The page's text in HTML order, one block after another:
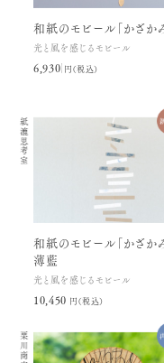
和紙のモビール「かざか
光と風を感じるモビール
6,930円(税込)
紙漉思考室
和紙のモビール「かざか
薄藍
光と風を感じるモビール
10,450円(税込)
栗川商店